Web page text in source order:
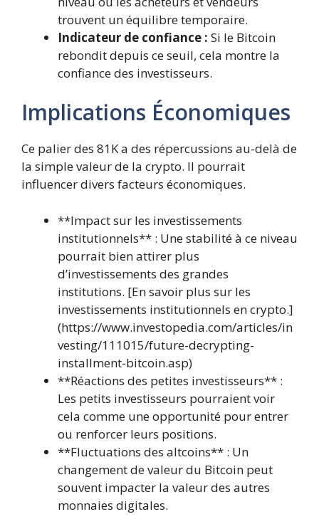
trouvent un équilibre temporaire.
Indicateur de confiance : Si le Bitcoin
rebondit depuis ce seuil, cela montre la
confiance des investisseurs.
Implications Économiques
Ce palier des 81K a des répercussions au-delà de
la simple valeur de la crypto. Il pourrait
influencer divers facteurs économiques.
**Impact sur les investissements
institutionnels** : Une stabilité à ce niveau
pourrait bien attirer plus
d’investissements des grandes
institutions. [En savoir plus sur les
investissements institutionnels en crypto.]
(https://www.investopedia.com/articles/in
vesting/111015/future-decrypting-
installment-bitcoin.asp)
**Réactions des petites investisseurs** :
Les petits investisseurs pourraient voir
cela comme une opportunité pour entrer
ou renforcer leurs positions.
**Fluctuations des altcoins** : Un
changement de valeur du Bitcoin peut
souvent impacter la valeur des autres
monnaies digitales.